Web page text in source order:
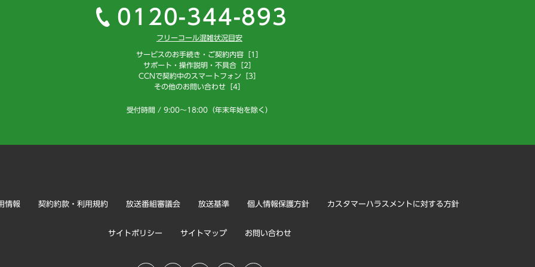
0120-344-893
フリーコール混雑状況目安
サービスのお手続き・ご契約内容［1］
サポート・操作説明・不具合［2］
CCNで契約中のスマートフォン［3］
その他のお問い合わせ［4］
受付時間 / 9:00～18:00（年末年始を除く）
情報 契約約款・利用規約 放送番組審議会 放送基準 個人情報保護方針 カスタマーハラスメントに対する方針
サイトポリシー サイトマップ お問い合わせ